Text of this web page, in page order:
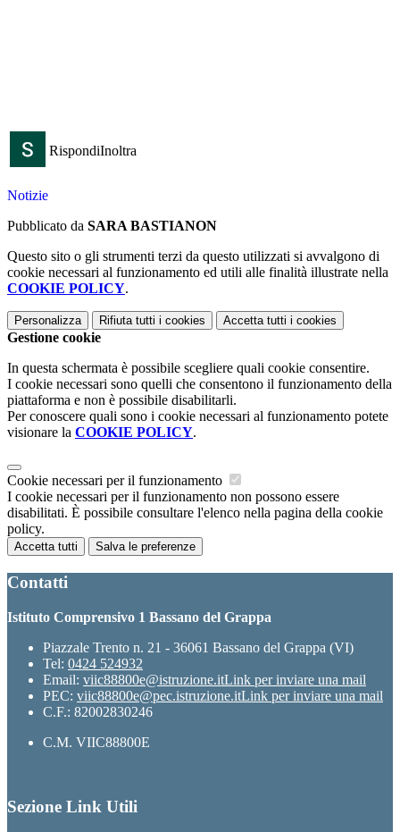
RispondiInoltra
Notizie
Pubblicato da SARA BASTIANON
Questo sito o gli strumenti terzi da questo utilizzati si avvalgono di
cookie necessari al funzionamento ed utili alle finalità illustrate nella
COOKIE POLICY.
Personalizza Rifiuta tutti i cookies Accetta tutti i cookies
Gestione cookie
In questa schermata è possibile scegliere quali cookie consentire.
I cookie necessari sono quelli che consentono il funzionamento della
piattaforma e non è possibile disabilitarli.
Per conoscere quali sono i cookie necessari al funzionamento potete
visionare la COOKIE POLICY.
Cookie necessari per il funzionamento
I cookie necessari per il funzionamento non possono essere
disabilitati. È possibile consultare l'elenco nella pagina della cookie
policy.
Accetta tutti Salva le preferenze
Contatti
Istituto Comprensivo 1 Bassano del Grappa
Piazzale Trento n. 21 - 36061 Bassano del Grappa (VI)
Tel: 0424 524932
Email: viic88800e@istruzione.itLink per inviare una mail
PEC: viic88800e@pec.istruzione.itLink per inviare una mail
C.F.: 82002830246
C.M. VIIC88800E
Sezione Link Utili